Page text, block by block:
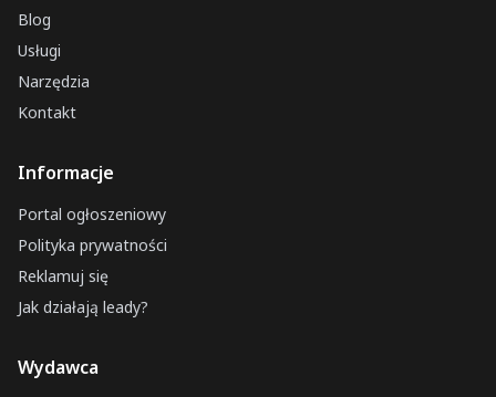
Blog
Usługi
Narzędzia
Kontakt
Informacje
Portal ogłoszeniowy
Polityka prywatności
Reklamuj się
Jak działają leady?
Wydawca